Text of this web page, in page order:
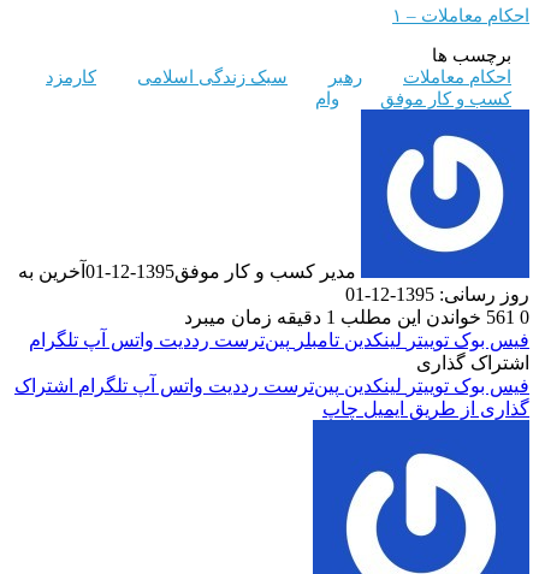
– ۱
ها
رهبر سبک زندگی اسلامی
کارمزد
کار موفق
وام
مدیر کسب و کار موفق1395-12-01
آخرین به
12-01
این مطلب 1 دقیقه زمان میبرد
توییتر لینکدین ‫تامبلر ‫پین‌ترست ‫رددیت واتس آپ تلگرام
توییتر لینکدین ‫پین‌ترست ‫رددیت واتس آپ تلگرام
اشتراک
طریق ایمیل چاپ